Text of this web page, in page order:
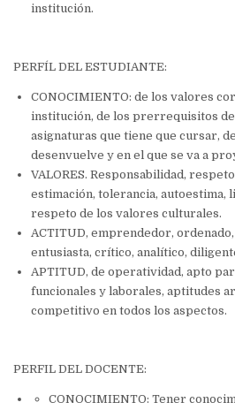
institución.
PERFÍL DEL ESTUDIANTE:
CONOCIMIENTO: de los valores
institución, de los prerrequisitos de
asignaturas que tiene que cursar,
desenvuelve y en el que se va a
VALORES. Responsabilidad,
estimación, tolerancia, autoestima,
respeto de los valores culturales.
ACTITUD, emprendedor,
entusiasta, crítico, analítico,
APTITUD, de operatividad, apto
funcionales y laborales, aptitudes
competitivo en todos los aspectos.
PERFIL DEL DOCENTE:
CONOCIMIENTO: Tener